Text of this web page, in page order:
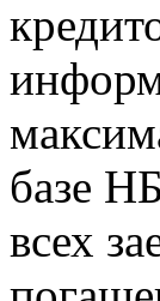
базе
всех